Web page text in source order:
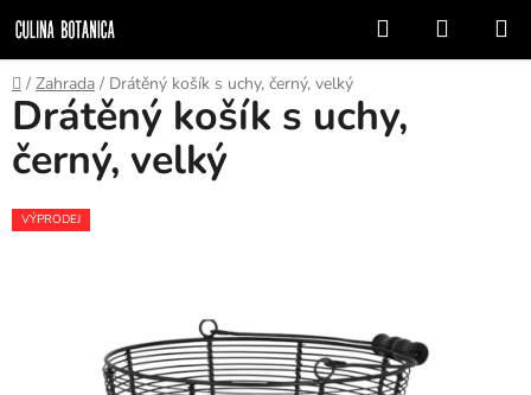
na
obsah
Hledat
KOŠÍK
Domů
/ Zahrada / Drátěný košík s uchy, černý, velký
Drátěný košík s uchy,
černý, velký
VÝPRODEJ